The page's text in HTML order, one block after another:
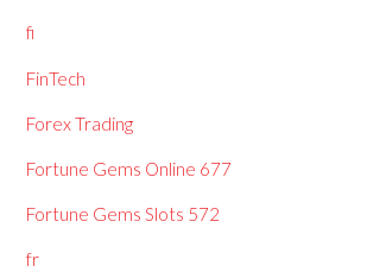
fi
FinTech
Forex Trading
Fortune Gems Online 677
Fortune Gems Slots 572
fr